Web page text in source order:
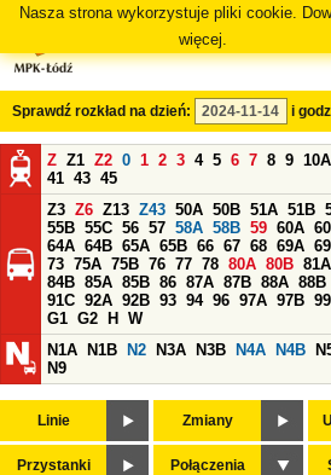
Nasza strona wykorzystuje pliki cookie.
więcej.
Sprawdź rozkład na dzień: i
Z Z1 Z2 0 1 2 3 4 5 6 7 8 9 10A
41 43 45
Z3 Z6 Z13 Z43 50A 50B 51A 51B
55B 55C 56 57 58A 58B 59 60A
64A 64B 65A 65B 66 67 68 69A
73 75A 75B 76 77 78 80A 80B 81A
84B 85A 85B 86 87A 87B 88A 88B
91C 92A 92B 93 94 96 97A 97B 99
G1 G2 H
W
N1A
N1B N2 N3A N3B N4A N4B
N9
Linie Zmiany
Przystanki Połączenia